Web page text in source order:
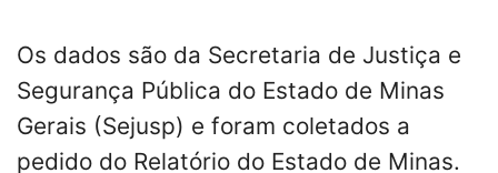
Os dados são da Secretaria de Justiça e
Segurança Pública do Estado de Minas
Gerais (Sejusp) e foram coletados a
pedido do Relatório do Estado de Minas.